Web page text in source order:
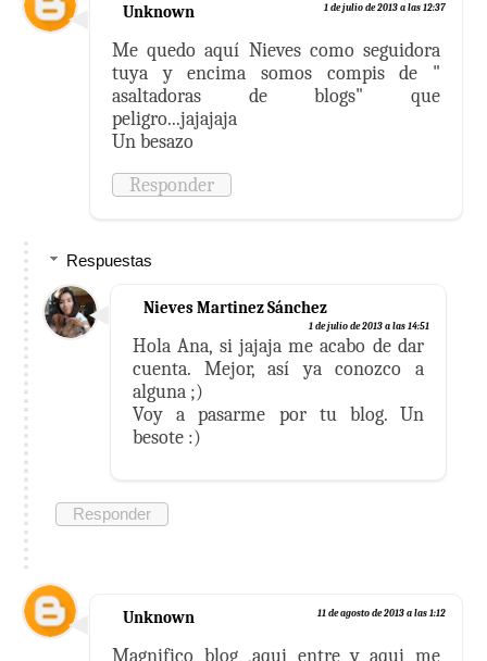
Unknown 1 de julio de 2013 a las 12:37
Me quedo aquí Nieves como seguidora
tuya y encima somos compis de "
asaltadoras de blogs" que
peligro...jajajaja
Un besazo
Responder
Respuestas
Nieves Martinez Sánchez
1 de julio de 2013 a las 14:51
Hola Ana, si jajaja me acabo de dar
cuenta. Mejor, así ya conozco a
alguna ;)
Voy a pasarme por tu blog. Un
besote :)
Responder
Unknown 11 de agosto de 2013 a las 1:12
Magnifico blog ,aqui entre y aqui me